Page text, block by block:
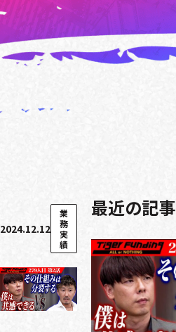
2024.12.12
業
務
実
績
最近の記事